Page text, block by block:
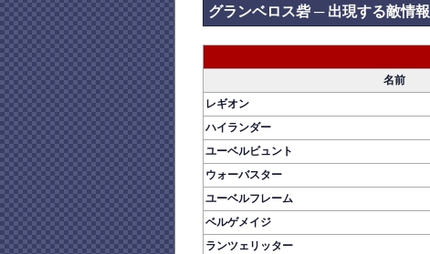
グランベロス砦 ─ 出現する敵情報
名前
レギオン
ハイランダー
ユーベルビュント
ウォーバスター
ユーベルフレーム
ベルゲメイジ
ランツェリッター